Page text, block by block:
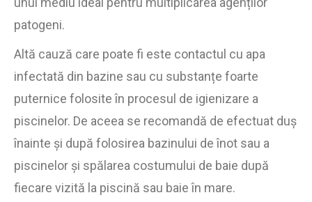
patogeni.
Altă cauză care poate fi este contactul cu apa
infectată din bazine sau cu substanțe foarte
puternice folosite în procesul de igienizare a
piscinelor. De aceea se recomandă de efectuat duș
înainte și după folosirea bazinului de înot sau a
piscinelor și spălarea costumului de baie după
fiecare vizită la piscină sau baie în mare.